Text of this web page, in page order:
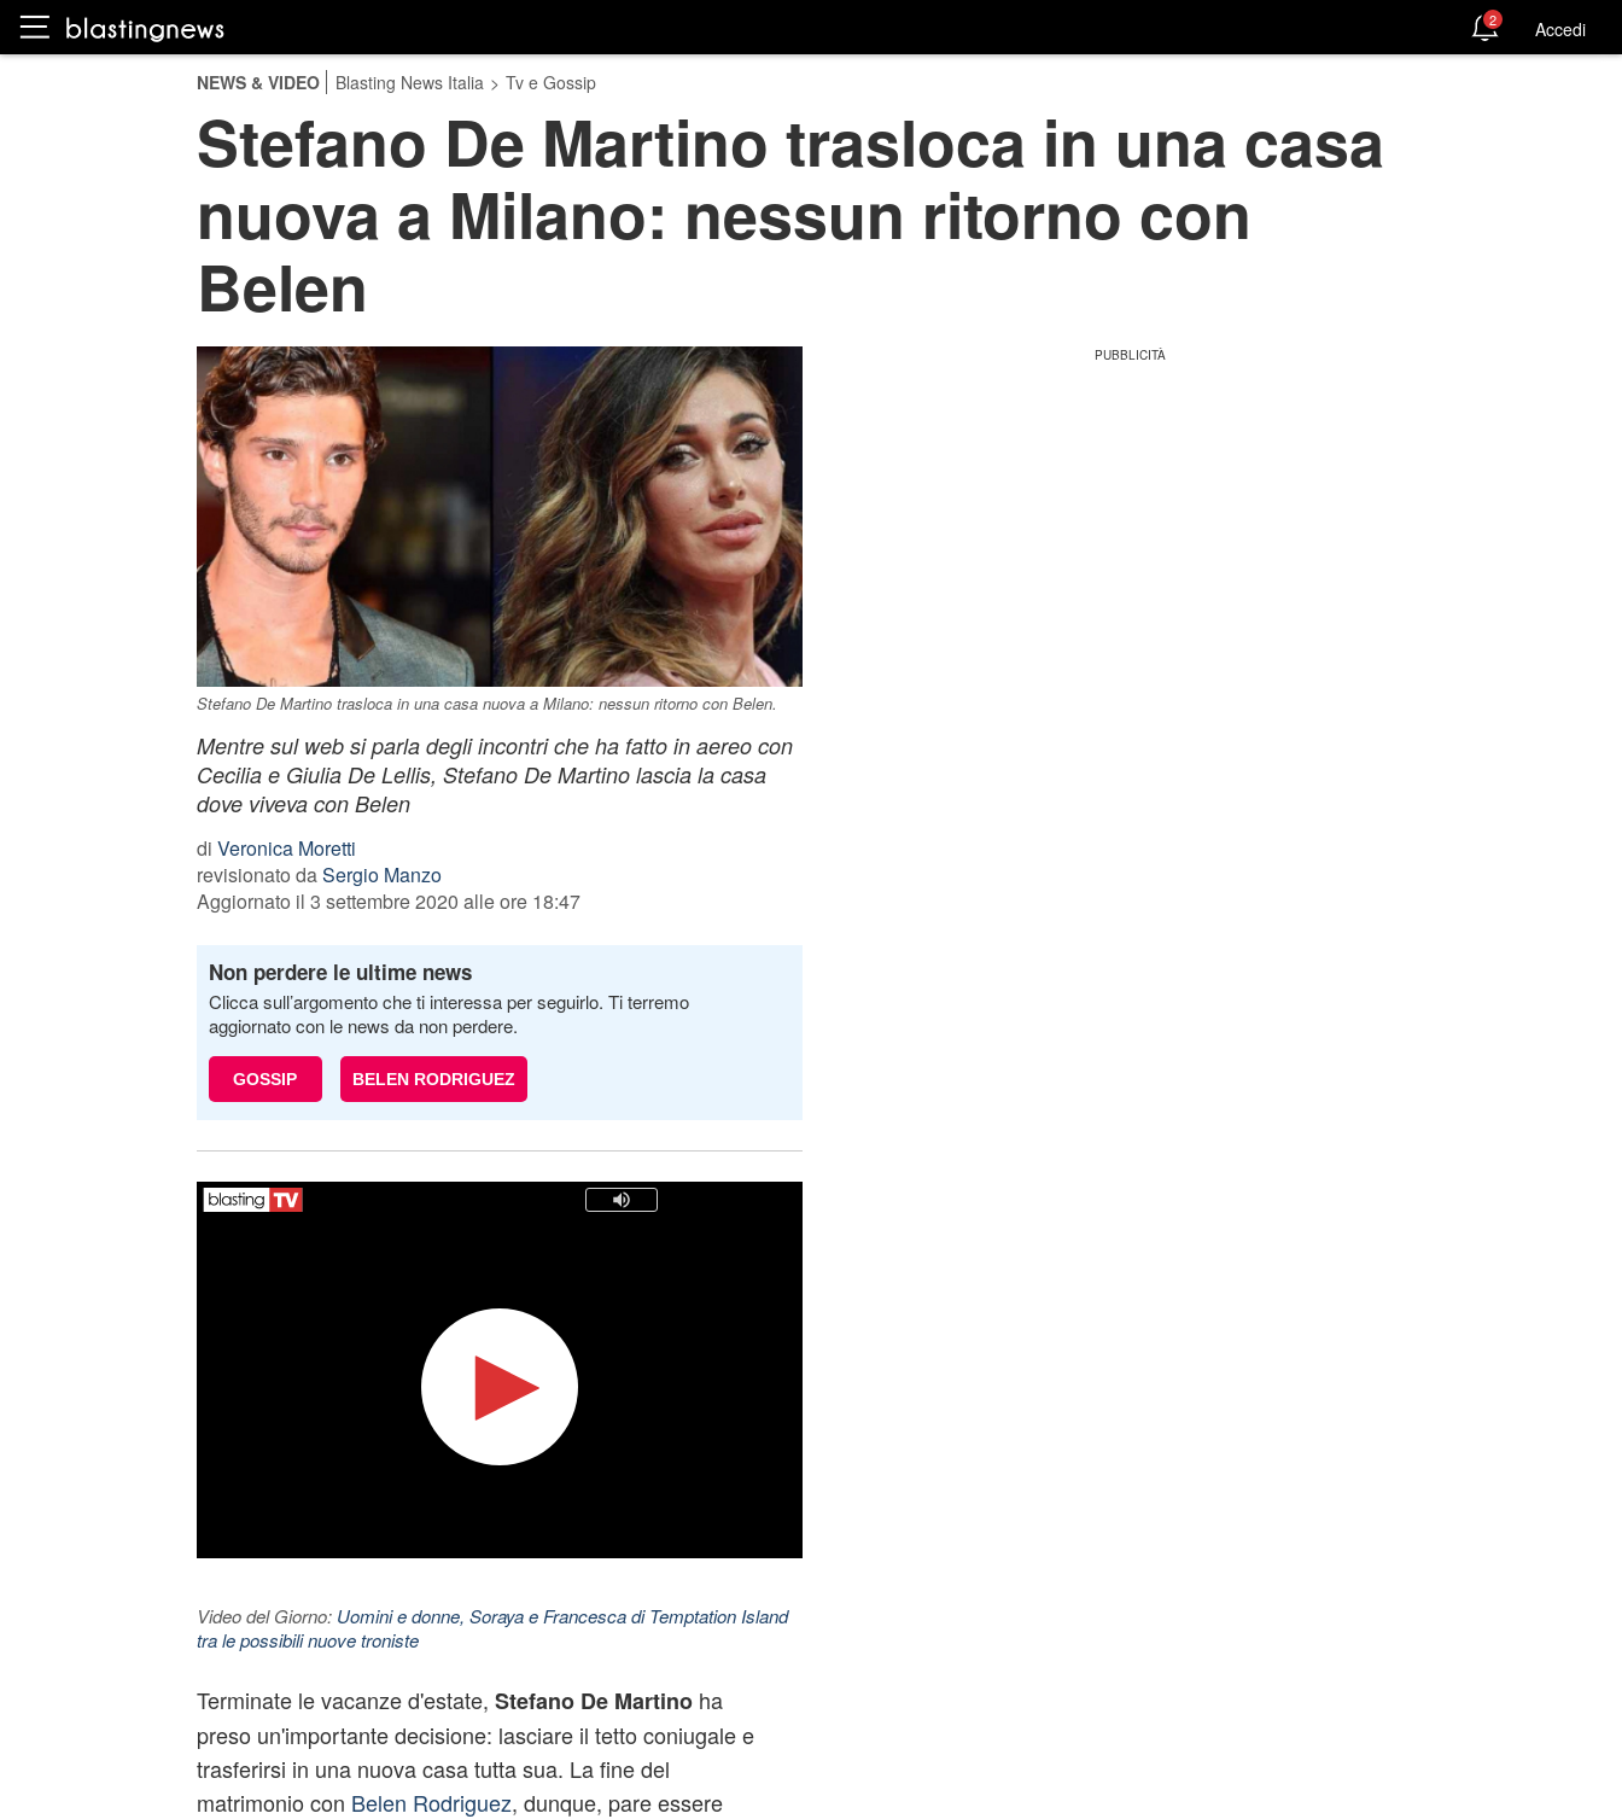
2 Accedi
NEWS & VIDEO Blasting News Italia > Tv e Gossip
Stefano De Martino trasloca in una casa
nuova a Milano: nessun ritorno con
Belen
Stefano De Martino trasloca in una casa nuova a Milano: nessun ritorno con Belen.
Mentre sul web si parla degli incontri che ha fatto in aereo con
Cecilia e Giulia De Lellis, Stefano De Martino lascia la casa
dove viveva con Belen
di Veronica Moretti
revisionato daSergio Manzo
Aggiornato il 3 settembre 2020 alle ore 18:47
Non perdere le ultime news
Clicca sull’argomento che ti interessa per seguirlo. Ti terremo
aggiornato con le news da non perdere.
GOSSIP BELEN RODRIGUEZ
Video del Giorno: Uomini e donne, Soraya e Francesca di Temptation Island
tra le possibili nuove troniste
Terminate le vacanze d'estate, Stefano De Martinoha
preso un'importante decisione: lasciare il tetto coniugale e
trasferirsi in una nuova casa tutta sua. La fine del
matrimonio con Belen Rodriguez, dunque, pare essere